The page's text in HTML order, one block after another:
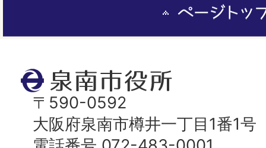
泉
南
市
役
〒590-0592
大阪府泉南市樽井一丁目1番1号